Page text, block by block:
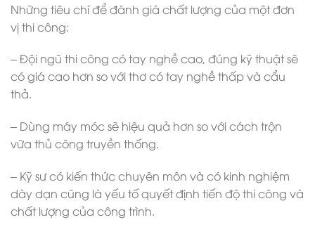
Những tiêu chí để đánh giá chất lượng của một đơn
vị thi công:
– Đội ngũ thi công có tay nghề cao, đúng kỹ thuật sẽ
có giá cao hơn so với thơ có tay nghề thấp và cẩu
thả.
– Dùng máy móc sẽ hiệu quả hơn so với cách trộn
vữa thủ công truyền thống.
– Kỹ sư có kiến thức chuyên môn và có kinh nghiệm
dày dạn cũng là yếu tố quyết định tiến độ thi công và
chất lượng của công trình.